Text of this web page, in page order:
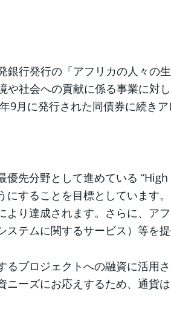
行発行の「アフリカの人々の
社会への貢献に係る事業に対
月に発行された同債券に続きア
先分野として進めている
することを目標としています
り達成されます。さらに、ア
テムに関するサービス）等を
プロジェクトへの融資に活用
ーズにお応えするため、通貨